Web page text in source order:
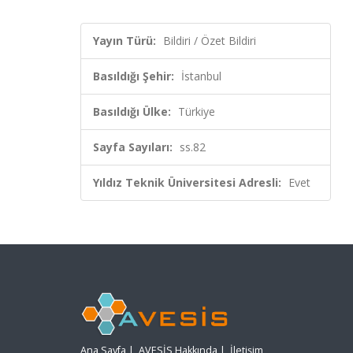
Yayın Türü: Bildiri / Özet Bildiri
Basıldığı Şehir: İstanbul
Basıldığı Ülke: Türkiye
Sayfa Sayıları: ss.82
Yıldız Teknik Üniversitesi Adresli: Evet
Ana Sayfa | AVESİS Hakkında | İletişim